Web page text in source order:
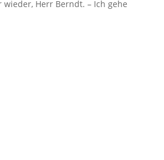
wieder, Herr Berndt. – Ich gehe